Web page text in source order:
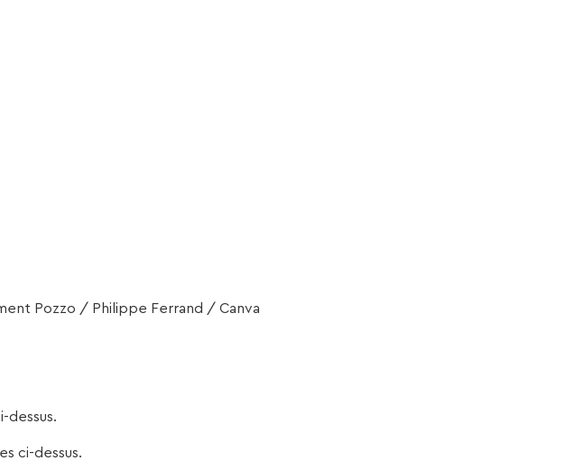
Pozzo / Philippe Ferrand / Canva
dessus.
ci-dessus.